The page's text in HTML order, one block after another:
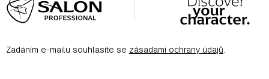
p
Zadáním e-mailu souhlasíte se zásadami ochrany údajů